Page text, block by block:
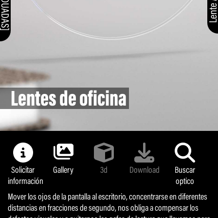
Lentes de oficina
Solicitar
información
Gallery 3d Download
Buscar
optico
Mover los ojos de la pantalla al escritorio, concentrarse en diferentes
distancias en fracciones de segundo, nos obliga a compensar los